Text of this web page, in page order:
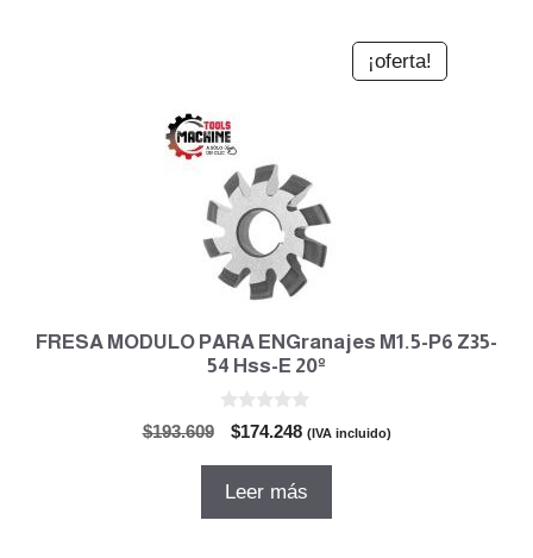
¡oferta!
FRESA MODULO PARA ENGranajes M1.5-P6 Z35-
54 Hss-E 20º
$193.609
El
original
$174.248El(IVA incluido)
Leer más